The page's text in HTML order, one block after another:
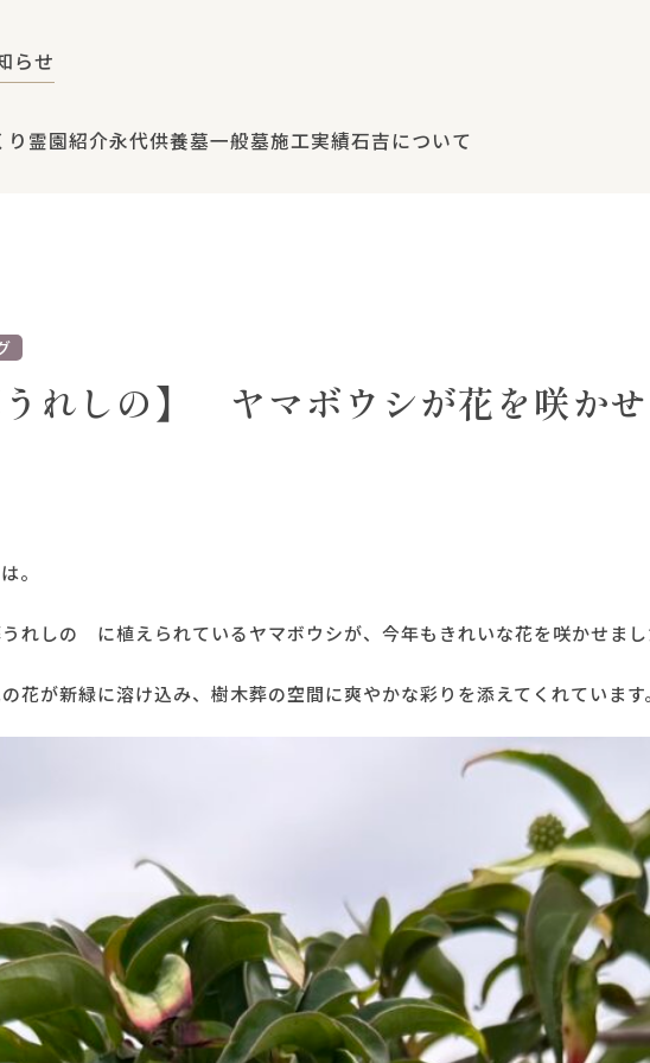
らせ
霊園紹介永代供養墓一般墓施工実績石吉について
うれしの】 ヤマボウシが花を咲か
。
れしの に植えられているヤマボウシが、今年もきれいな花を咲かせま
花が新緑に溶け込み、樹木葬の空間に爽やかな彩りを添えてくれています